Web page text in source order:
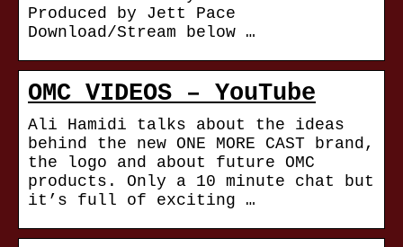
Produced by Jett Pace
Download/Stream below …
OMC VIDEOS – YouTube
Ali Hamidi talks about the ideas
behind the new ONE MORE CAST brand,
the logo and about future OMC
products. Only a 10 minute chat but
it’s full of exciting …